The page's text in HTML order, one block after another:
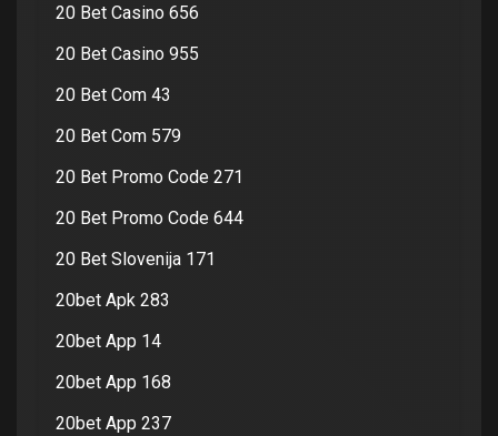
20 Bet Casino 656
20 Bet Casino 955
20 Bet Com 43
20 Bet Com 579
20 Bet Promo Code 271
20 Bet Promo Code 644
20 Bet Slovenija 171
20bet Apk 283
20bet App 14
20bet App 168
20bet App 237